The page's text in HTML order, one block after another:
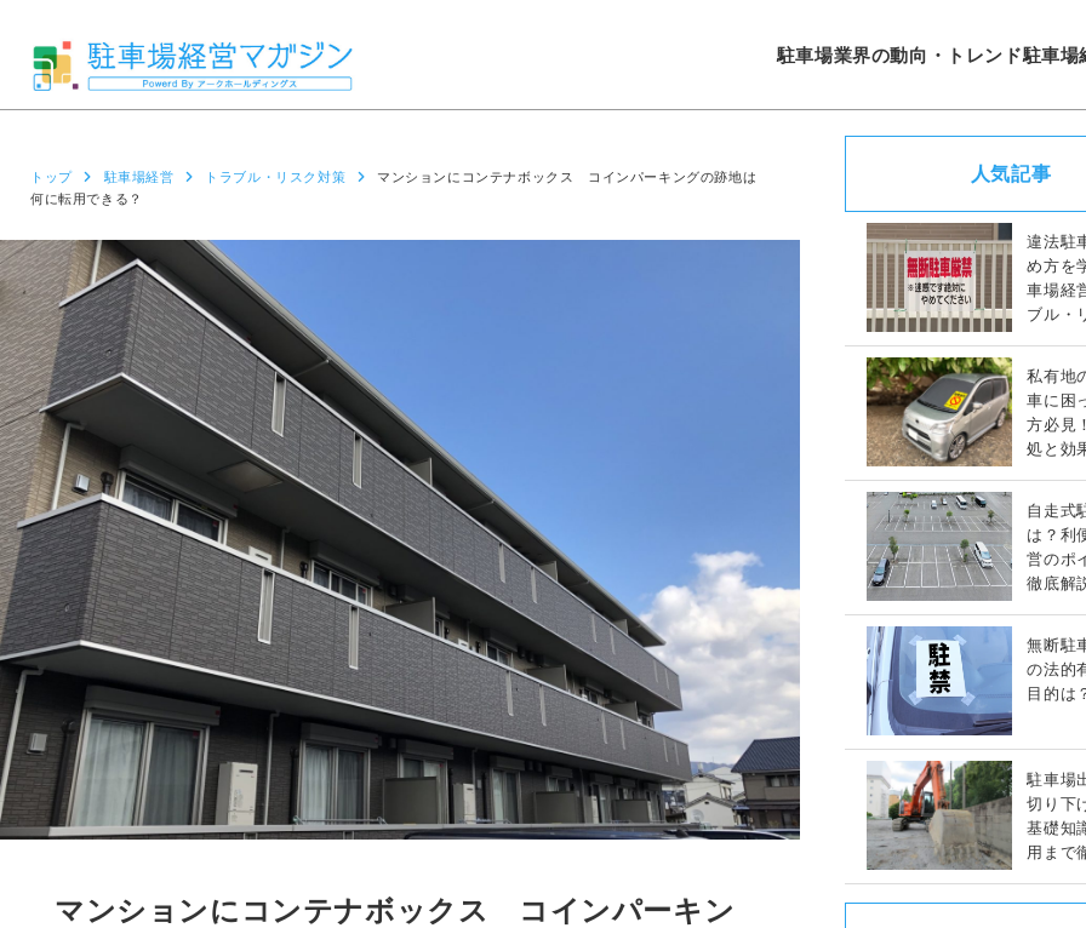
駐車場業界の動向・トレンド駐車場
トップ 駐車場経営 トラブル・リスク対策
マンションにコンテナボックス コインパーキングの跡地は
何に転用できる？
マンションにコンテナボックス コインパーキン
人気記事
違法駐
め方を
車場経
ブル・
私有地
車に困
方必見
処と効
自走式
は？利
営のポ
徹底解
無断駐
の法的
目的は
駐車場
切り下
基礎知
用まで